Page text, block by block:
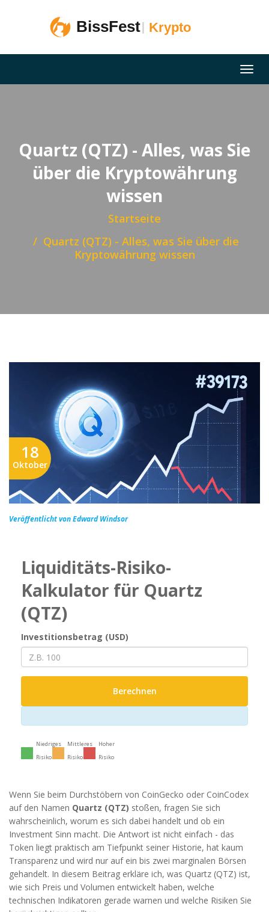
Quartz (QTZ) - Alles, was Sie
über die Kryptowährung
wissen
Startseite
Quartz (QTZ) - Alles, was Sie über die
Kryptowährung wissen
18
Oktober
Veröffentlicht von Edward Windsor
Liquiditäts-Risiko-
Kalkulator für Quartz
(QTZ)
Investitionsbetrag (USD)
Berechnen
Niedriges
Risiko
Mittleres
Risiko
Hoher
Risiko
Wenn Sie beim Durchstöbern von CoinGecko oder CoinCodex
auf den Namen Quartz (QTZ) stoßen, fragen Sie sich
wahrscheinlich, worum es sich dabei handelt und ob ein
Investment Sinn macht. Die Antwort ist nicht einfach - das
Token liegt praktisch am Tiefpunkt seiner Historie, hat kaum
Transparenz und wird nur auf ein bis zwei marginalen Börsen
gehandelt. In diesem Beitrag erkläre ich, was Quartz (QTZ) ist,
wie sich Preis und Volumen entwickelt haben, welche
technischen Indikatoren gerade warnen und welche Risiken Sie